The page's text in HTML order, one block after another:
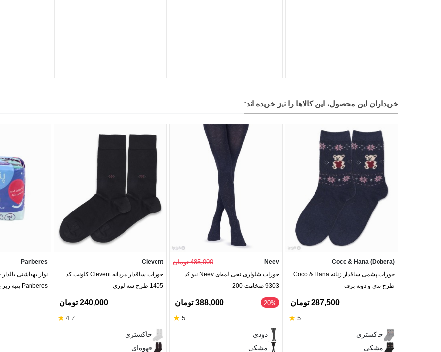
خریداران این محصول، این کالاها را نیز خریده اند:
Coco & Hana (Dobera)
جوراب پشمی ساقدار زنانه Coco & Hana
طرح تدی و دونه برف
287,500 تومان
5
★
خاکستری
مشکی
Neev 485,000 تومان
جوراب شلواری نخی لمه‌ای Neev نیو کد
9303 ضخامت 200
‎20% 388,000 تومان
5
★
دودی
مشکی
Clevent
جوراب ساقدار مردانه Clevent کلونت کد
1405 طرح سه لوزی
240,000 تومان
4.7
★
خاکستری
قهوه‌ای
Panberes
نوار بهداشتی